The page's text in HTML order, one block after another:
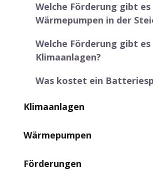
Welche Förderung gibt
Wärmepumpen in der
Welche Förderung gibt
Klimaanlagen?
Was kostet ein
Klimaanlagen
Wärmepumpen
Förderungen